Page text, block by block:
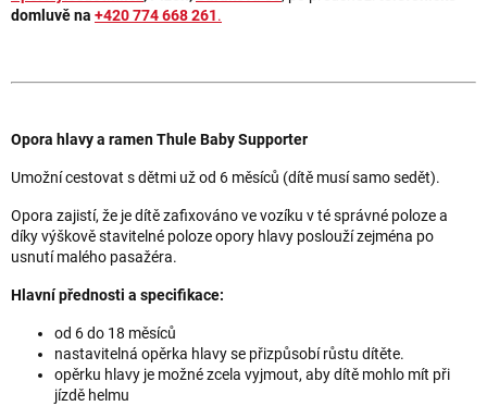
domluvě na +420 774 668 261.
Opora hlavy a ramen Thule Baby Supporter
Umožní cestovat s dětmi už od 6 měsíců (dítě musí samo sedět).
Opora zajistí, že je dítě zafixováno ve vozíku v té správné poloze a
díky výškově stavitelné poloze opory hlavy poslouží zejména po
usnutí malého pasažéra.
Hlavní přednosti a specifikace:
od 6 do 18 měsíců
nastavitelná opěrka hlavy se přizpůsobí růstu dítěte.
opěrku hlavy je možné zcela vyjmout, aby dítě mohlo mít při
jízdě helmu